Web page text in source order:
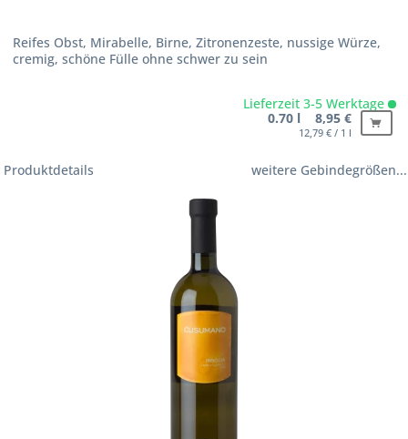
Reifes Obst, Mirabelle, Birne, Zitronenzeste, nussige Würze,
cremig, schöne Fülle ohne schwer zu sein
Lieferzeit 3-5 Werktage
0.70 l 8,95 €
12,79 € / 1 l
Produktdetails weitere Gebindegrößen...